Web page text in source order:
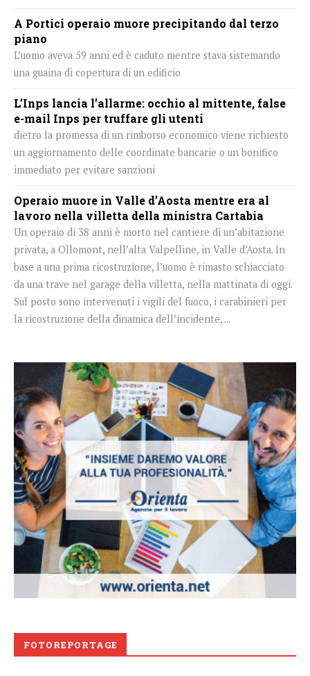
A Portici operaio muore precipitando dal terzo
piano
L’uomo aveva 59 anni ed è caduto mentre stava sistemando
una guaina di copertura di un edificio
L’Inps lancia l’allarme: occhio al mittente, false
e-mail Inps per truffare gli utenti
dietro la promessa di un rimborso economico viene richiesto
un aggiornamento delle coordinate bancarie o un bonifico
immediato per evitare sanzioni
Operaio muore in Valle d’Aosta mentre era al
lavoro nella villetta della ministra Cartabia
Un operaio di 38 anni è morto nel cantiere di un’abitazione
privata, a Ollomont, nell’alta Valpelline, in Valle d’Aosta. In
base a una prima ricostruzione, l’uomo è rimasto schiacciato
da una trave nel garage della villetta, nella mattinata di oggi.
Sul posto sono intervenuti i vigili del fuoco, i carabinieri per
la ricostruzione della dinamica dell’incidente, ...
FOTOREPORTAGE